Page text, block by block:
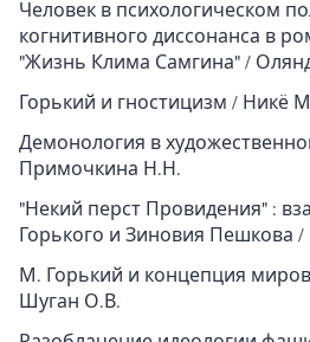
Человек в психологическом
когнитивного диссонанса в
"Жизнь Клима Самгина" /
Горький и гностицизм / Никё
Демонология в
Примочкина Н.Н.
"Некий перст Провидения" :
Горького и Зиновия Пешкова
М. Горький и концепция
Шуган О.В.